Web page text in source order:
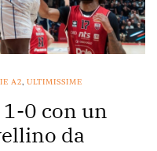
A2, ULTIMISSIME
0 con un
da